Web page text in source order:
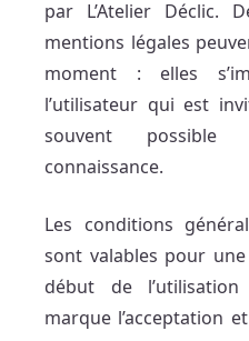
par L’Atelier Déclic.
mentions légales
moment : elles
l’utilisateur qui est
souvent possible
connaissance.
Les conditions
sont valables pour
début de
marque l’acceptation